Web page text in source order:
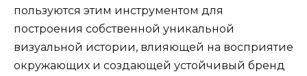
пользуются этим инструментом для
построения собственной уникальной
визуальной истории, влияющей на восприятие
окружающих и создающей устойчивый бренд